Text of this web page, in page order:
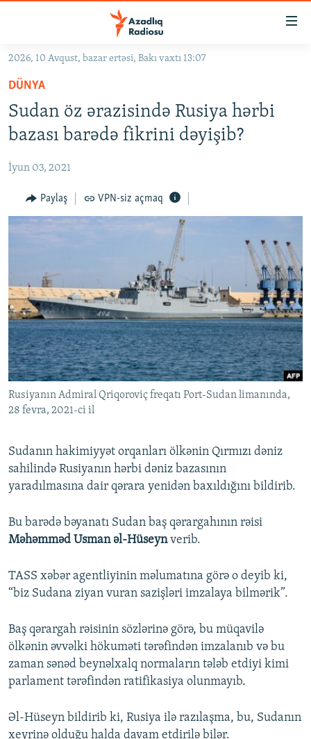
Əsas
qayıt
Əsas
naviqasiyaya
qayıt
Axtarışa
keç
#İZAHLA
KORRUPSIOMETR
FƏRQƏ BAX
QANUNI DOĞRU
ARAŞDIRMA
VIDEO
FOTOQALEREYA
İNFOQRAFIKA
KARIKATURA
RADIO ARXIV
OXU ZALI
AZƏRBAYCAN ƏDƏBIYYATI KITABXANASI
İSLAM VƏ DEMOKRATIYA
İZ - MƏDƏNIYYƏT PROQRAMI
HAQQIMIZDA
MISSIYAMIZ
PEŞƏ ETIKASI VƏ JURNALISTIKA STANDARTLARIMIZ
MATERIALLARIMIZDAN ISTIFADƏ
AZADLIQRADIOSU MOBIL TELEFONUNUZDA
XƏBƏR BÜLLETENLƏRIMIZ
BIZI IZLƏ
RFE/RL-in bütün saytları
2026, 10 Avqust, bazar ertəsi, Bakı vaxtı 13:07
DÜNYA
Sudan öz ərazisində Rusiya hərbi
bazası barədə fikrini dəyişib?
İyun 03, 2021
Paylaş VPN-siz açmaq
Rusiyanın Admiral Qriqoroviç freqatı Port-Sudan limanında,
28 fevra, 2021-ci il
Sudanın hakimiyyət orqanları ölkənin Qırmızı dəniz
sahilində Rusiyanın hərbi dəniz bazasının
yaradılmasına dair qərara yenidən baxıldığını bildirib.
Bu barədə bəyanatı Sudan baş qərargahının rəisi
Məhəmməd Usman əl-Hüseynverib.
TASS xəbər agentliyinin məlumatına görə o deyib ki,
“biz Sudana ziyan vuran sazişləri imzalaya bilmərik”.
Baş qərargah rəisinin sözlərinə görə, bu müqavilə
ölkənin əvvəlki hökuməti tərəfindən imzalanıb və bu
zaman sənəd beynəlxalq normaların tələb etdiyi kimi
parlament tərəfindən ratifikasiya olunmayıb.
Əl-Hüseyn bildirib ki, Rusiya ilə razılaşma, bu, Sudanın
xeyrinə olduğu halda davam etdirilə bilər.